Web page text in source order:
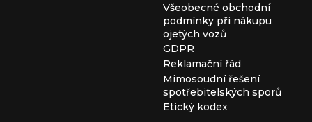
Všeobecné obchodní
podmínky při nákupu
ojetých vozů
GDPR
Reklamační řád
Mimosoudní řešení
spotřebitelských sporů
Etický kodex